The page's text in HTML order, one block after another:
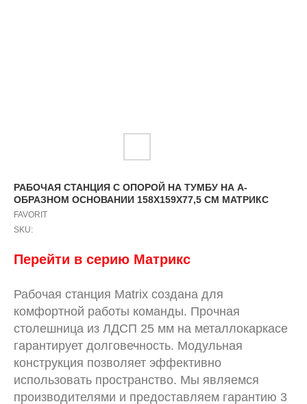
РАБОЧАЯ СТАНЦИЯ С ОПОРОЙ НА ТУМБУ НА А-
ОБРАЗНОМ ОСНОВАНИИ 158X159X77,5 СМ МАТРИКС
FAVORIT
SKU:
Перейти в серию Матрикс
Рабочая станция Matrix создана для
комфортной работы команды. Прочная
столешница из ЛДСП 25 мм на металлокаркасе
гарантирует долговечность. Модульная
конструкция позволяет эффективно
использовать пространство. Мы являемся
производителями и предоставляем гарантию 3